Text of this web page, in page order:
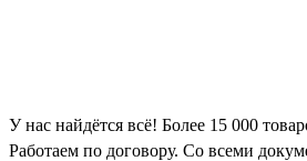
У нас найдётся всё! Более 15 000
Работаем по договору. Со всеми